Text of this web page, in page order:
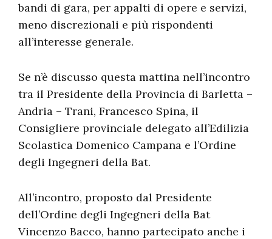
bandi di gara, per appalti di opere e servizi,
meno discrezionali e più rispondenti
all’interesse generale.
Se n’è discusso questa mattina nell’incontro
tra il Presidente della Provincia di Barletta –
Andria – Trani, Francesco Spina, il
Consigliere provinciale delegato all’Edilizia
Scolastica Domenico Campana e l’Ordine
degli Ingegneri della Bat.
All’incontro, proposto dal Presidente
dell’Ordine degli Ingegneri della Bat
Vincenzo Bacco, hanno partecipato anche i